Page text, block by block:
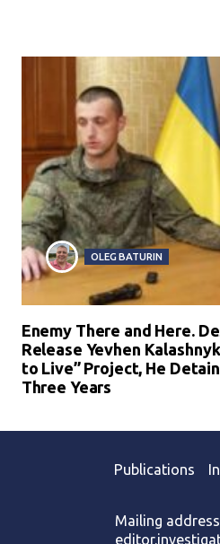
OLEG BATURIN
Enemy There and Here.
Release Yevhen
to Live” Project, He
Three Years
Publications
Mailing